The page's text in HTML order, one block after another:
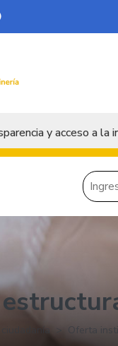
y acceso a la
Oferta